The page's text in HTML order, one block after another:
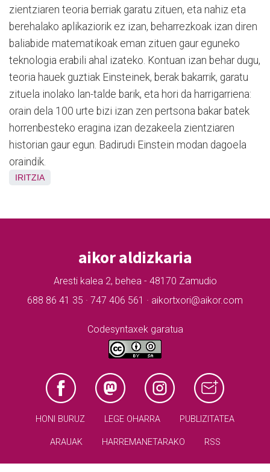
zientziaren teo­ria berriak garatu zituen, eta nahiz eta
berehalako aplikaziorik ez izan, beharrezkoak izan diren
baliabide matematikoak eman zituen gaur eguneko
teknologia erabili ahal izateko. Kontuan izan behar dugu,
teoria hauek guztiak Einsteinek, be­rak bakarrik, garatu
zituela inolako lan-talde barik, eta hori da harrigarriena:
orain dela 100 urte bizi izan zen pertsona bakar batek
horrenbesteko eragina izan dezakeela zientziaren
historian gaur egun. Ba­dirudi Einstein modan dagoela
oraindik.
IRITZIA
aikor aldizkaria
Aresti kalea 2, behea - 48170 Zamudio
688 86 41 35 · 747 406 561 · aikortxori@aikor.com
Codesyntaxek garatua
HONI BURUZ LEGE OHARRA PUBLIZITATEA
ARAUAK HARREMANETARAKO RSS